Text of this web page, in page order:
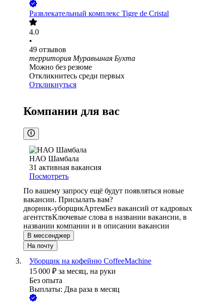
Развлекательный комплекс Tigre de Cristal
4.0
•
49 отзывов
территория Муравьиная Бухта
Можно без резюме
Откликнитесь среди первых
Откликнуться
Компании для вас
НАО Шамбала
31 активная вакансия
Посмотреть
По вашему запросу ещё будут появляться новые
вакансии. Присылать вам?
дворник-уборщикАртемБез вакансий от кадровых
агентствКлючевые слова в названии вакансии, в
названии компании и в описании вакансии
В мессенджер
На почту
Уборщик на кофейню CoffeeMachine
15 000 ₽ за месяц, на руки
Без опыта
Выплаты: Два раза в месяц